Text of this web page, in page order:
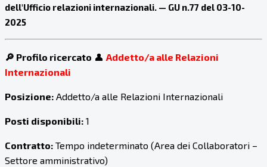
dell'Ufficio relazioni internazionali. — GU n.77 del 03-10-
2025
🔎 Profilo ricercato 👤 Addetto/a alle Relazioni
Internazionali
Posizione: Addetto/a alle Relazioni Internazionali
Posti disponibili: 1
Contratto: Tempo indeterminato (Area dei Collaboratori –
Settore amministrativo)